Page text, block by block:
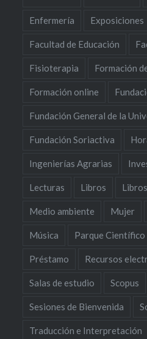
Enfermería Exposiciones
Facultad de Educación
Fisioterapia Formación
Formación online
Fundación General de la
Fundación Soriactiva
Ingenierías Agrarias
Lecturas Libros
Medio ambiente Mujer
Música Parque Científico
Préstamo Recursos
Salas de estudio Scopus
Sesiones de Bienvenida
Traducción e Interpretación